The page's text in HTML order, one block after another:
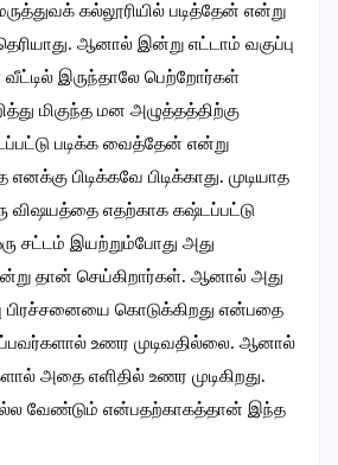
கல்லூரியில் படித்தேன் என்று
ஆனால் இன்று எட்டாம் வகுப்பு
வீட்டில் இருந்தாலே பெற்றோர்கள்
மிகுந்த மன அழுத்தத்திற்கு
படிக்க வைத்தேன் என்று
பிடிக்கவே பிடிக்காது. முடியாத
விஷயத்தை எதற்காக கஷ்டப்பட்டு
சட்டம் இயற்றும்போது அது
தான் செய்கிறார்கள். ஆனால் அது
பிரச்சனையை கொடுக்கிறது என்பதை
உணர முடிவதில்லை. ஆனால்
அதை எளிதில் உணர முடிகிறது.
வேண்டும் என்பதற்காகத்தான் இந்த